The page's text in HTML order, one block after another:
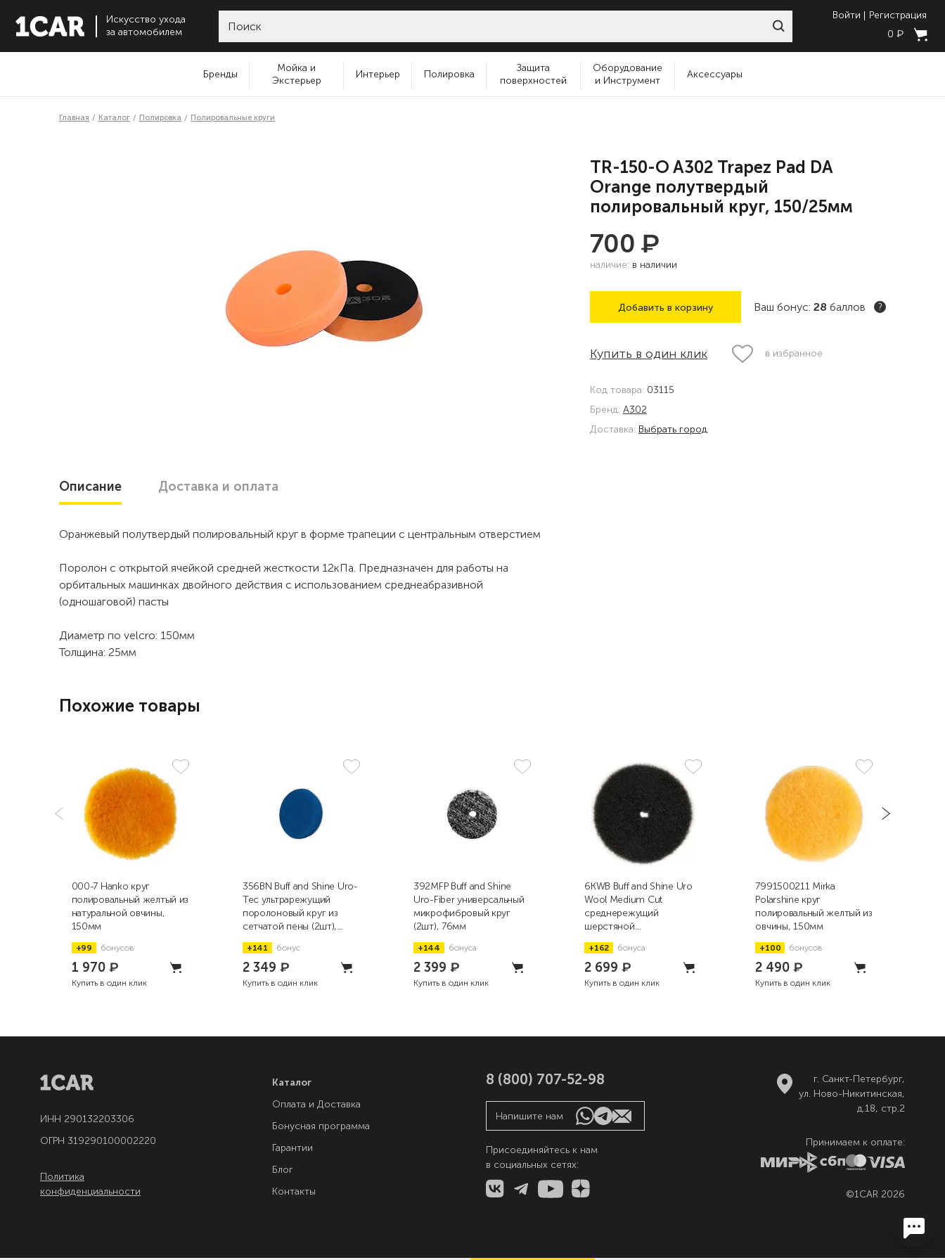
Искусство ухода
за автомобилем
Войти
Регистрация
0 ₽
Бренды
Мойка и
Экстерьер
Интерьер Полировка
Защита
поверхностей
Оборудование
и Инструмент
Аксессуары
Главная Каталог Полировка Полировальные круги
TR-150-O A302 Trapez Pad DA
Orange полутвердый
полировальный круг, 150/25мм
700 ₽
наличие: в наличии
Добавить в корзину Ваш бонус: 28 баллов ?
Купить в один клик в избранное
Код товара: 03115
Бренд: A302
Доставка: Выбрать город
Описание Доставка и оплата
Оранжевый полутвердый полировальный круг в форме трапеции с центральным отверстием
Поролон с открытой ячейкой средней жесткости 12кПа. Предназначен для работы на
орбитальных машинках двойного действия с использованием среднеабразивной
(одношаговой) пасты
Диаметр по velcro: 150мм
Толщина: 25мм
Похожие товары
000-7 Hanko круг
полировальный желтый из
натуральной овчины,
150мм
+99 бонусов
1 970 ₽
Купить в один клик
356BN Buff and Shine Uro-
Tec ультрарежущий
поролоновый круг из
сетчатой пены (2шт),
76мм
+141 бонус
2 349 ₽
Купить в один клик
392MFP Buff and Shine
Uro-Fiber универсальный
микрофибровый круг
(2шт), 76мм
+144 бонуса
2 399 ₽
Купить в один клик
6KWB Buff and Shine Uro
Wool Medium Cut
среднережущий
шерстяной
коротковорсный круг,
152мм
+162 бонуса
2 699₽
Купить в один клик
7991500211 Mirka
Polarshine круг
полировальный желтый из
овчины, 150мм
+100 бонусов
2 490₽
Купить в один клик
ИНН 290132203306
ОГРН 319290100002220
Политика
конфиденциальности
Каталог
Оплата и Доставка
Бонусная программа
Гарантии
Блог
Контакты
8 (800) 707-52-98
Напишите нам
Присоединяйтесь к нам
в социальных сетях:
г. Санкт-Петербург,
ул. Ново-Никитинская,
д.18, стр.2
Принимаем к оплате:
©1CAR 2026